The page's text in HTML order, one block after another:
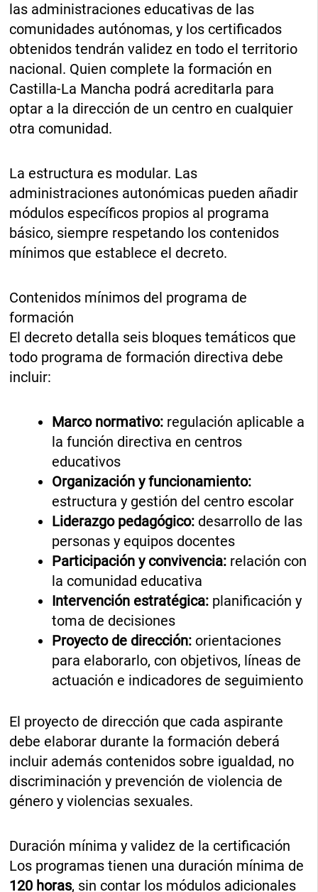
las administraciones educativas de las
comunidades autónomas, y los certificados
obtenidos tendrán validez en todo el territorio
nacional. Quien complete la formación en
Castilla-La Mancha podrá acreditarla para
optar a la dirección de un centro en cualquier
otra comunidad.
La estructura es modular. Las
administraciones autonómicas pueden añadir
módulos específicos propios al programa
básico, siempre respetando los contenidos
mínimos que establece el decreto.
Contenidos mínimos del programa de
formación
El decreto detalla seis bloques temáticos que
todo programa de formación directiva debe
incluir:
Marco normativo: regulación aplicable a
la función directiva en centros
educativos
Organización y funcionamiento:
estructura y gestión del centro escolar
Liderazgo pedagógico: desarrollo de las
personas y equipos docentes
Participación y convivencia: relación con
la comunidad educativa
Intervención estratégica: planificación y
toma de decisiones
Proyecto de dirección: orientaciones
para elaborarlo, con objetivos, líneas de
actuación e indicadores de seguimiento
El proyecto de dirección que cada aspirante
debe elaborar durante la formación deberá
incluir además contenidos sobre igualdad, no
discriminación y prevención de violencia de
género y violencias sexuales.
Duración mínima y validez de la certificación
Los programas tienen una duración mínima de
120 horas, sin contar los módulos adicionales